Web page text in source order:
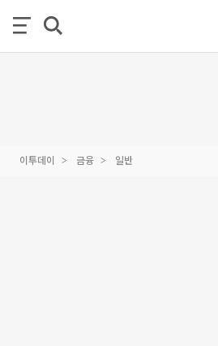
이투데이 금융 일반